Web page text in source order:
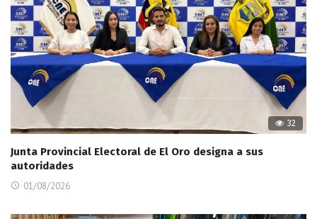
32
Junta Provincial Electoral de El Oro designa a sus
autoridades
01/08/2026